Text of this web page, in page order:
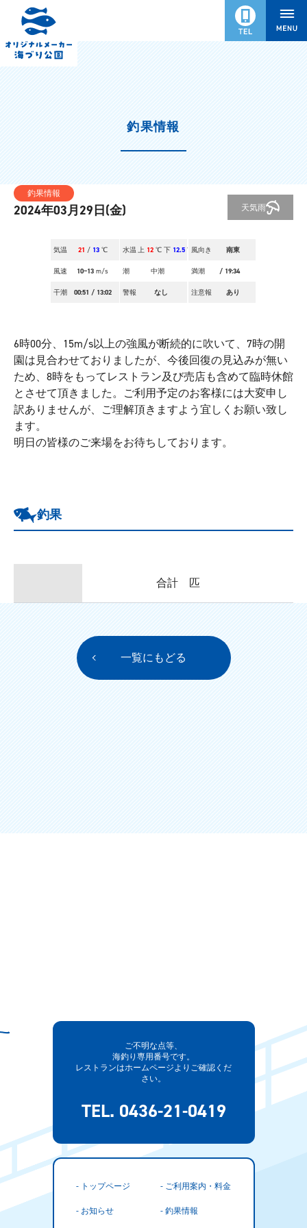
釣果情報
釣果情報
2024年03月29日(金) 天気雨
気温 21 / 13 ℃ 水温 上 12 ℃ 下 12.5 ℃風向き 南東
風速 10~13 m/s 潮 中潮 満潮 / 19:34
干潮 00:51 / 13:02 警報 なし 注意報 あり
6時00分、15m/s以上の強風が断続的に吹いて、7時の開
園は見合わせておりましたが、今後回復の見込みが無い
ため、8時をもってレストラン及び売店も含めて臨時休館
とさせて頂きました。ご利用予定のお客様には大変申し
訳ありませんが、ご理解頂きますよう宜しくお願い致し
ます。
明日の皆様のご来場をお待ちしております。
釣果
合計 匹
一覧にもどる
ご不明な点等、
海釣り専用番号です。
レストランはホームページよりご確認くだ
さい。
TEL. 0436-21-0419
- トップページ - ご利用案内・料金
- お知らせ - 釣果情報